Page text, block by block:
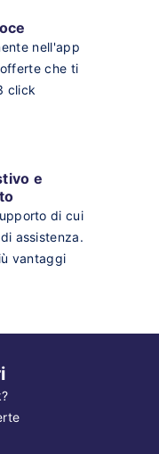
nell'app
che ti
click
e
di cui
assistenza.
vantaggi